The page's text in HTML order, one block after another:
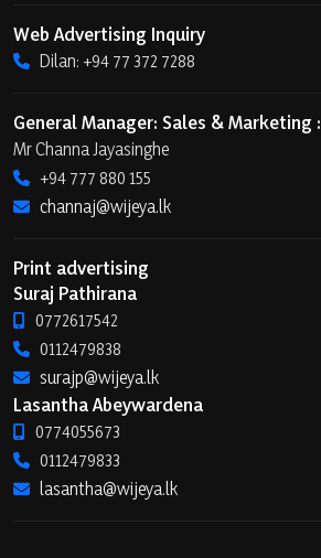
Web Advertising Inquiry
Dilan: +94 77 372 7288
General Manager: Sales & Marketing :
Mr Channa Jayasinghe
+94 777 880 155
channaj@wijeya.lk
Print advertising
Suraj Pathirana
0772617542
0112479838
surajp@wijeya.lk
Lasantha Abeywardena
0774055673
0112479833
lasantha@wijeya.lk